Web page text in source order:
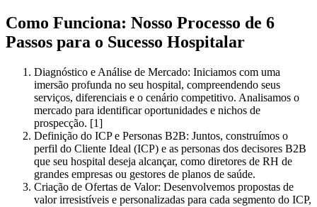
Como Funciona: Nosso Processo de 6
Passos para o Sucesso Hospitalar
Diagnóstico e Análise de Mercado: Iniciamos com uma
imersão profunda no seu hospital, compreendendo seus
serviços, diferenciais e o cenário competitivo. Analisamos o
mercado para identificar oportunidades e nichos de
prospecção. [1]
Definição do ICP e Personas B2B: Juntos, construímos o
perfil do Cliente Ideal (ICP) e as personas dos decisores B2B
que seu hospital deseja alcançar, como diretores de RH de
grandes empresas ou gestores de planos de saúde.
Criação de Ofertas de Valor: Desenvolvemos propostas de
valor irresistíveis e personalizadas para cada segmento do ICP,